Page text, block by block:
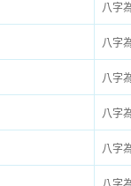
八字
八字
八字
八字
八字